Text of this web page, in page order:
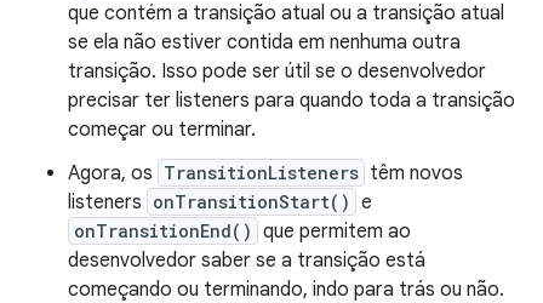
que contém a transição atual ou a transição atual
se ela não estiver contida em nenhuma outra
transição. Isso pode ser útil se o desenvolvedor
precisar ter listeners para quando toda a transição
começar ou terminar.
Agora, os TransitionListeners têm novos
listeners onTransitionStart() e
onTransitionEnd() que permitem ao
desenvolvedor saber se a transição está
começando ou terminando, indo para trás ou não.